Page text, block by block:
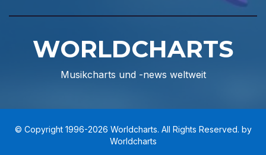
WORLDCHARTS
Musikcharts und -news weltweit
© Copyright 1996-2026 Worldcharts. All Rights Reserved. by
Worldcharts